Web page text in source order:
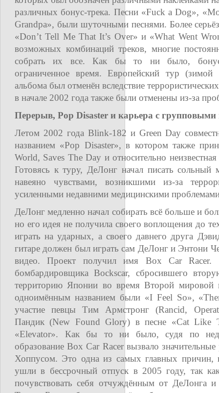
различных бонус-трека. Песни «Fuck a Dog»,
Grandpa», были шуточными песнями. Более
«Don’t Tell Me That It’s Over» и «What Went
возможных комбинаций треков, многие
собрать их все. Как бы то ни было,
ограниченное время. Европейский тур
альбома был отменён вследствие
в начале 2002 года также были отменены из-за
Перерыв, Pop Disaster и карьера с групповыми
Летом 2002 года Blink-182 и Green Day
названием «Pop Disaster», в котором также
World, Saves The Day и относительно
Готовясь к туру, ДеЛонг начал писать
навеяно чувствами, возникшими из-за
усиленными недавними медицинскими
ДеЛонг медленно начал собирать всё больше и
но его идея не получила своего воплощения до
играть на ударных, а своего давнего друга
гитаре должен был играть сам ДеЛонг и Энтони
видео. Проект получил имя Box Car Racer.
бомбардировщика Bockscar, сбросившего
территорию Японии во время Второй мировой
одноимённым названием были «I Feel So»,
участие певцы Тим Армстронг (Rancid,
Пандик (New Found Glory) в песне «Cat Like
«Elevator». Как бы то ни было, судя по
образование Box Car Racer вызвало
Хоппусом. Это одна из самых главных причин,
ушли в бессрочный отпуск в 2005 году, так
почувствовать себя отчуждённым от ДеЛонга